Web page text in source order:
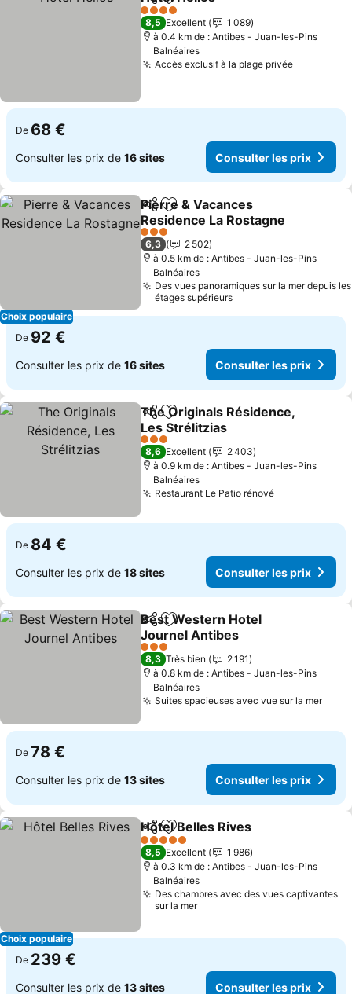
PartagerAjouter à mes favoris
4 Étoiles
8,5 Excellent
1 089
à 0.4 km de : Antibes - Juan-les-Pins
Balnéaires
Accès exclusif à la plage privée
De 68 €
Consulter les prix de 16 sites Consulter les prix
Choix populaire
PartagerAjouter à mes favoris
Pierre & Vacances
Residence La Rostagne
Consulter les prix
3 Étoiles
6,3
2 502
à 0.5 km de : Antibes - Juan-les-Pins
Balnéaires
Des vues panoramiques sur la mer depuis les
étages supérieurs
De 92 €
Consulter les prix de 16 sites Consulter les prix
PartagerAjouter à mes favoris
The Originals Résidence,
Les Strélitzias
Consulter les prix
3 Étoiles
8,6 Excellent
2 403
à 0.9 km de : Antibes - Juan-les-Pins
Balnéaires
Restaurant Le Patio rénovéConsulter
De 84 €
Consulter les prix de 18 sites Consulter les prix
PartagerAjouter à mes favoris
Best Western Hotel
Journel Antibes
Consulter les prix
3 Étoiles
8,3 Très bien
2 191
à 0.8 km de : Antibes - Juan-les-Pins
Balnéaires
Suites spacieuses avec vue sur la mer
De 78 €
Consulter les prix de 13 sites Consulter les prix
Choix populaire
PartagerAjouter à mes favoris
Hôtel Belles Rives
5 Étoiles
8,5 Excellent
1 986
à 0.3 km de : Antibes - Juan-les-Pins
Balnéaires
Des chambres avec des vues captivantes
sur la mer
De 239 €
Consulter les prix de 13 sites Consulter les prix